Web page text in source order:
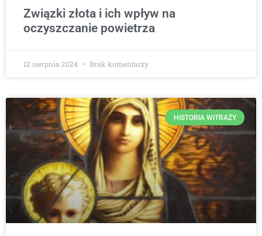
Związki złota i ich wpływ na
oczyszczanie powietrza
12 sierpnia 2024 Brak komentarzy
HISTORIA WITRAŻY